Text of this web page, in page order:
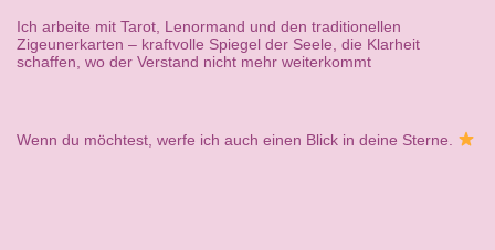
Ich arbeite mit Tarot, Lenormand und den traditionellen
Zigeunerkarten – kraftvolle Spiegel der Seele, die Klarheit
schaffen, wo der Verstand nicht mehr weiterkommt
Wenn du möchtest, werfe ich auch einen Blick in deine Sterne.